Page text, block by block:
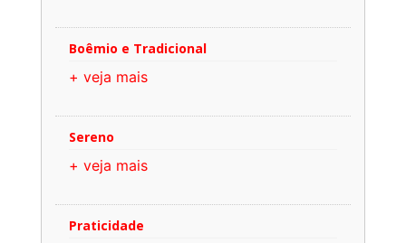
Boêmio e Tradicional
+ veja mais
Sereno
+ veja mais
Praticidade